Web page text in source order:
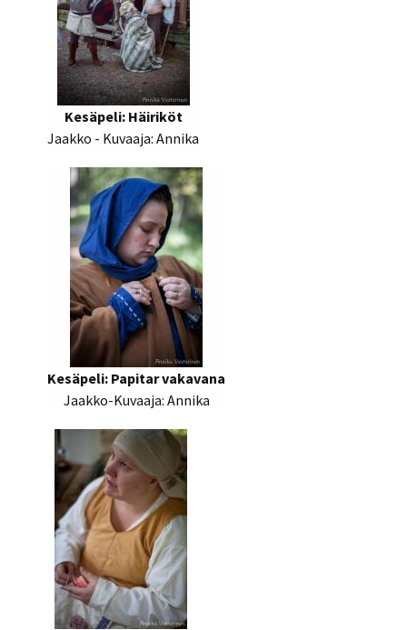
Kesäpeli: Häiriköt
Jaakko - Kuvaaja: Annika
Kesäpeli: Papitar vakavana
Jaakko-Kuvaaja: Annika